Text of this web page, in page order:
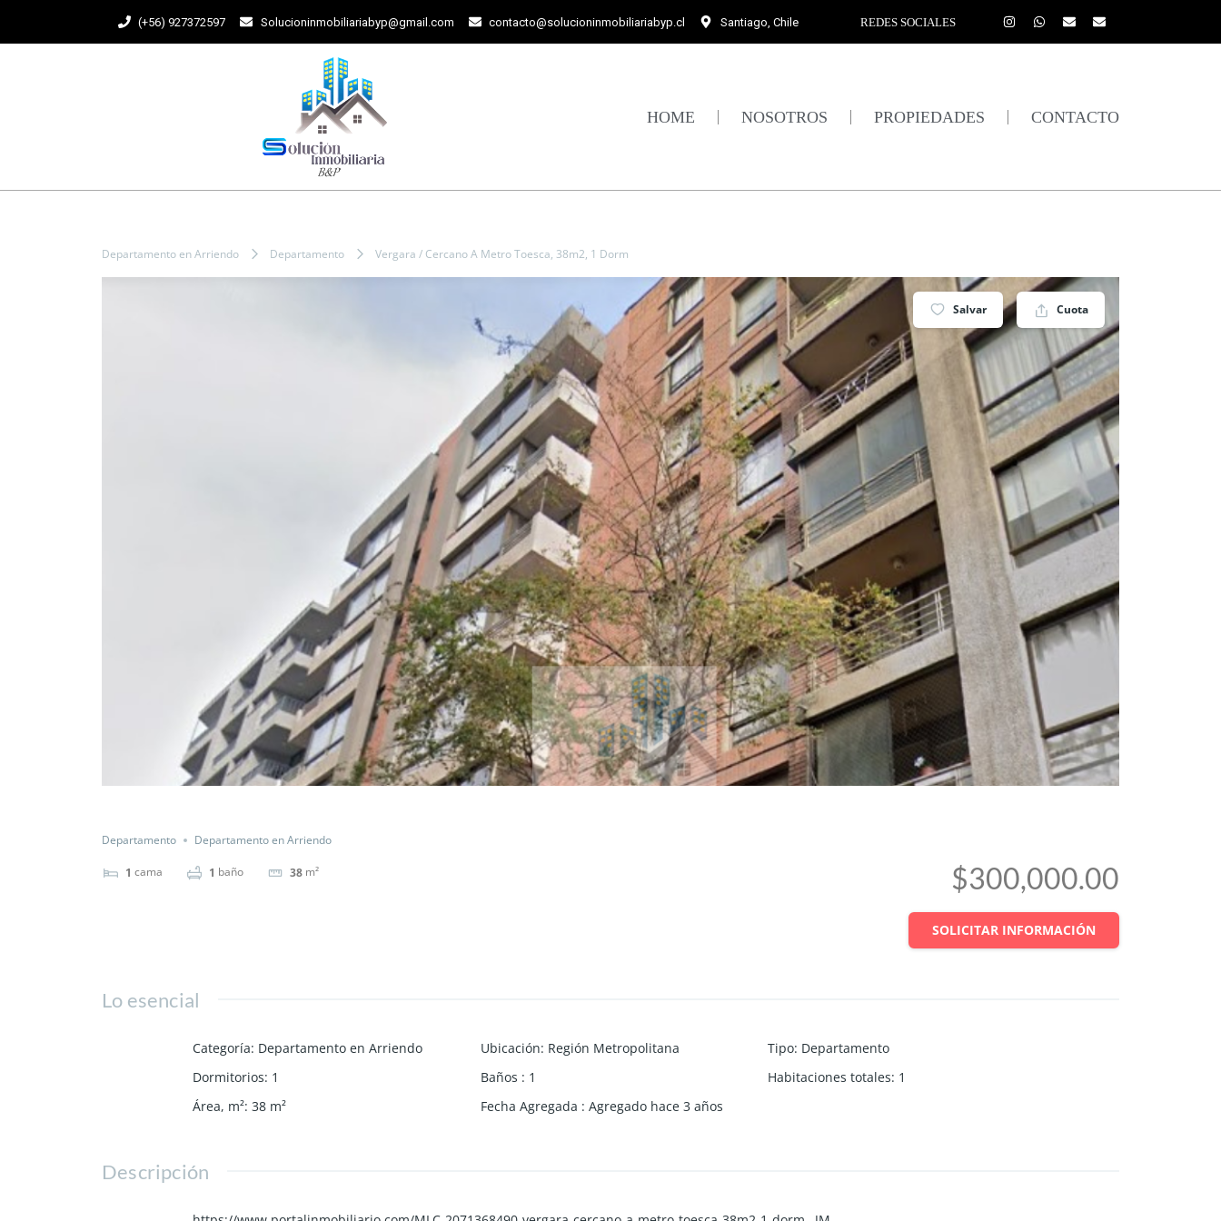
(+56) 927372597 Solucioninmobiliariabyp@gmail.com contacto@solucioninmobiliariabyp.cl Santiago, Chile REDES SOCIALES
HOME NOSOTROS PROPIEDADES CONTACTO
Departamento en Arriendo Departamento Vergara / Cercano A Metro Toesca, 38m2, 1 Dorm
Salvar Cuota
Departamento Departamento en Arriendo
1 cama 1 baño 38 m² $300,000.00
SOLICITAR INFORMACIÓN
Lo esencial
Categoría: Departamento en Arriendo Ubicación: Región Metropolitana Tipo: Departamento
Dormitorios: 1 Baños : 1 Habitaciones totales: 1
Área, m²: 38 m² Fecha Agregada : Agregado hace 3 años
Descripción